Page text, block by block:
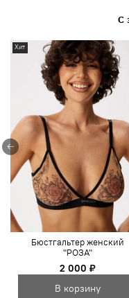
С
Хит
Бюстгальтер женский
"РОЗА"
2 000 ₽
В корзину